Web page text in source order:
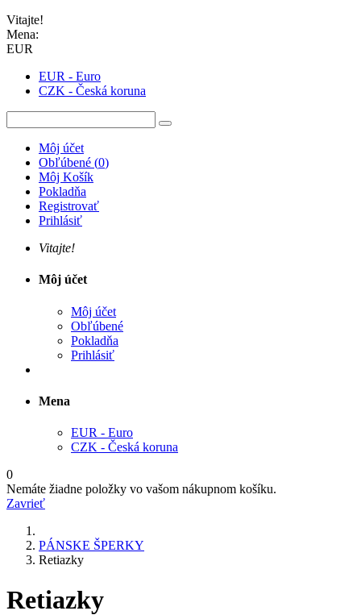
Vitajte!
Mena:
EUR
EUR - Euro
CZK - Česká koruna
Môj účet
Obľúbené (0)
Môj Košík
Pokladňa
Registrovať
Prihlásiť
Vitajte!
Môj účet
Môj účet
Obľúbené
Pokladňa
Prihlásiť
Mena
EUR - Euro
CZK - Česká koruna
0
Nemáte žiadne položky vo vašom nákupnom košíku.
Zavrieť
PÁNSKE ŠPERKY
Retiazky
Retiazky